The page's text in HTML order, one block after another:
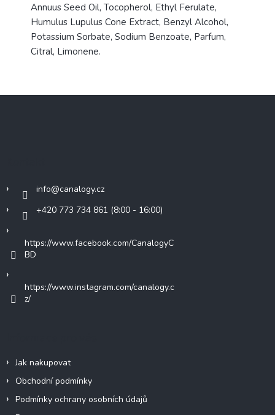
Annuus Seed Oil, Tocopherol, Ethyl Ferulate,
Humulus Lupulus Cone Extract, Benzyl Alcohol,
Potassium Sorbate, Sodium Benzoate, Parfum,
Citral, Limonene.
info@canalogy.cz
+420 773 734 861 (8:00 - 16:00)
https://www.facebook.com/CanalogyC
BD
https://www.instagram.com/canalogy.c
z/
Jak nakupovat
Obchodní podmínky
Podmínky ochrany osobních údajů